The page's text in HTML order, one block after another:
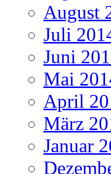
August
Juli
Juni
Mai
April
März
Januar